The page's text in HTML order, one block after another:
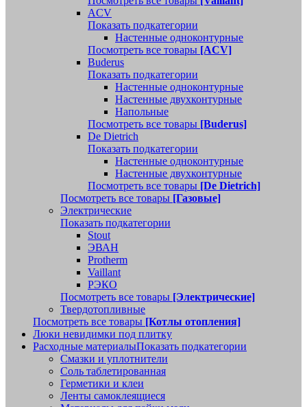
ACV
Показать подкатегории
Настенные одноконтурные
Посмотреть все товары [ACV]
Buderus
Показать подкатегории
Настенные одноконтурные
Настенные двухконтурные
Напольные
Посмотреть все товары [Buderus]
De Dietrich
Показать подкатегории
Настенные одноконтурные
Настенные двухконтурные
Посмотреть все товары [De Dietrich]
Посмотреть все товары [Газовые]
Электрические
Показать подкатегории
Stout
ЭВАН
Protherm
Vaillant
РЭКО
Посмотреть все товары [Электрические]
Твердотопливные
Посмотреть все товары [Котлы отопления]
Люки невидимки под плитку
Расходные материалыПоказать подкатегории
Смазки и уплотнители
Соль таблетированная
Герметики и клеи
Ленты самоклеящиеся